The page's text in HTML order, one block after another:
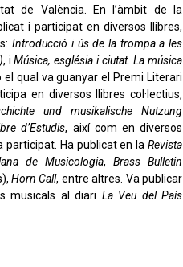
de València. En l’àmbit de la
i participat en diversos llibres,
Introducció i ús de la trompa a les
, i Música, església i ciutat. La música
el qual va guanyar el Premi Literari
en diversos llibres col·lectius,
und musikalische Nutzung
d’Estudis, així com en diversos
participat. Ha publicat en la Revista
de Musicologia, Brass Bulletin
Horn Call, entre altres. Va publicar
musicals al diari La Veu del País